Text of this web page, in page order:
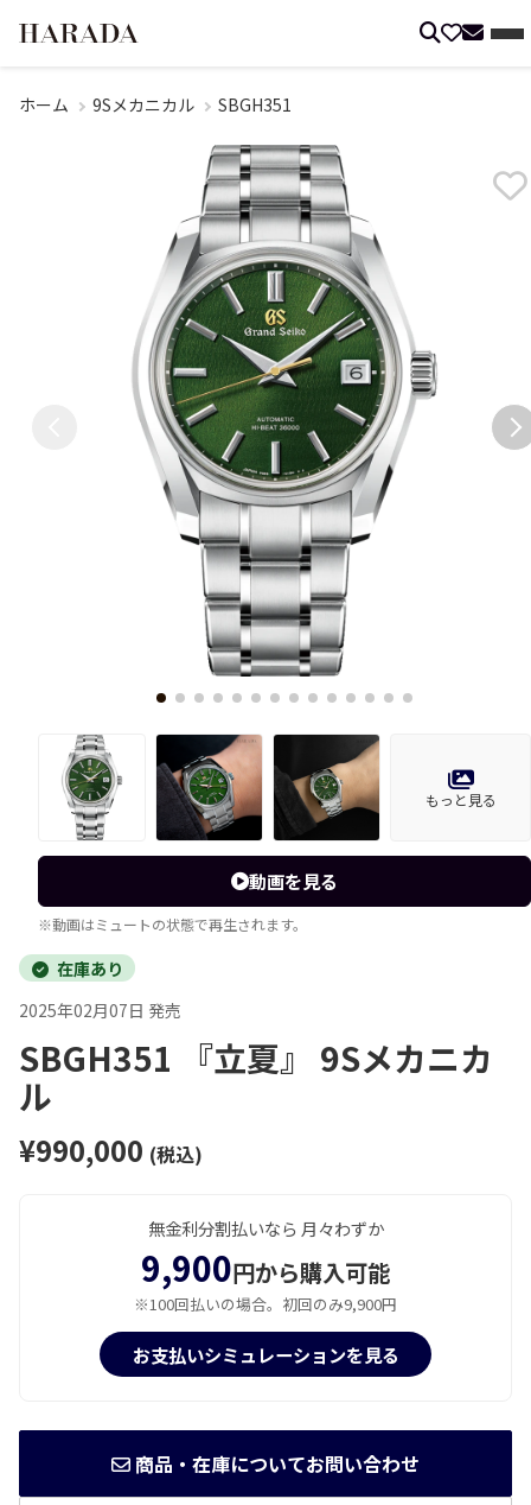
ホーム 9Sメカニカル SBGH351
もっと見る
動画を見る
※動画はミュートの状態で再生されます。
在庫あり
2025年02月07日 発売
SBGH351 『立夏』 9Sメカニカ
ル
¥990,000 (税込)
無金利分割払いなら 月々わずか
9,900円から購入可能
※100回払いの場合。初回のみ9,900円
お支払いシミュレーションを見る
商品・在庫についてお問い合わせ